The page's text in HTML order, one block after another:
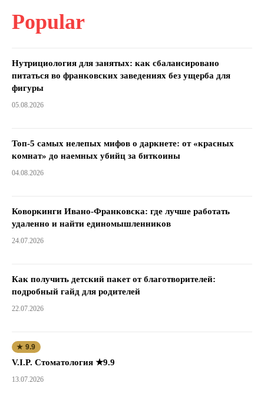
Popular
Нутрициология для занятых: как сбалансировано
питаться во франковских заведениях без ущерба для
фигуры
05.08.2026
Топ-5 самых нелепых мифов о даркнете: от «красных
комнат» до наемных убийц за биткоины
04.08.2026
Коворкинги Ивано-Франковска: где лучше работать
удаленно и найти единомышленников
24.07.2026
Как получить детский пакет от благотворителей:
подробный гайд для родителей
22.07.2026
★ 9.9
V.I.P. Стоматология ★9.9
13.07.2026